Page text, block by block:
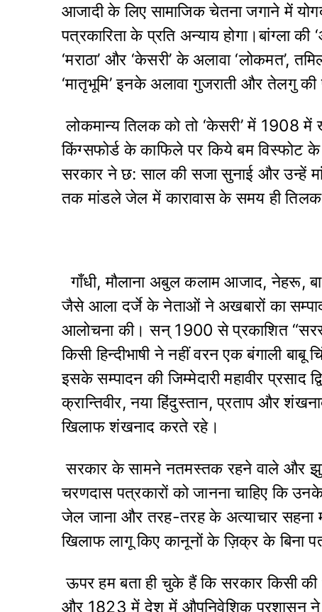
आजादी के लिए सामाजिक चेतना जगाने में
पत्रकारिता के प्रति अन्याय होगा।बांग्ला
‘मराठा’ और ‘केसरी’ के अलावा ‘लोकमत’,
‘मातृभूमि’ इनके अलावा गुजराती और तेलगु की
लोकमान्य तिलक को तो ‘केसरी’ में 1908
किंग्सफोर्ड के काफिले पर किये बम विस्फोट
सरकार ने छ: साल की सजा सुनाई और उन्हें
तक मांडले जेल में कारावास के समय ही तिलक
गाँधी, मौलाना अबुल कलाम आजाद, नेहरू,
जैसे आला दर्जे के नेताओं ने अखबारों का
आलोचना की। सन् 1900 से प्रकाशित
किसी हिन्दीभाषी ने नहीं वरन एक बंगाली
इसके सम्पादन की जिम्मेदारी महावीर
क्रान्तिवीर, नया हिंदुस्तान, प्रताप और
खिलाफ शंखनाद करते रहे।
सरकार के सामने नतमस्तक रहने वाले और
चरणदास पत्रकारों को जानना चाहिए कि
जेल जाना और तरह-तरह के अत्याचार
खिलाफ लागू किए कानूनों के ज़िक्र के बिना
ऊपर हम बता ही चुके हैं कि सरकार किसी
और 1823 में देश में औपनिवेशिक प्रशासन